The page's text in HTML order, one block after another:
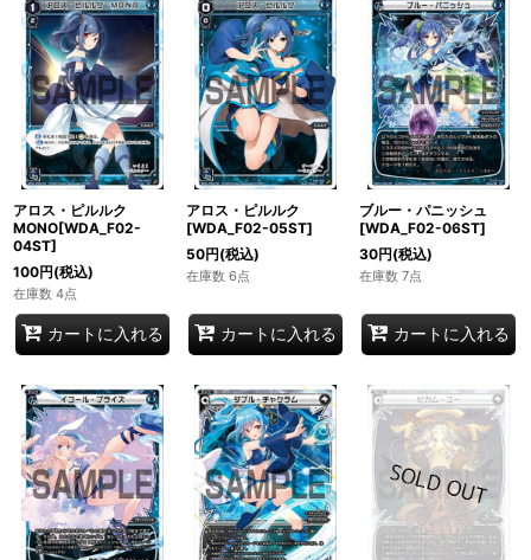
アロス・ピルルク
MONO[WDA_F02-
04ST]
100円(税込)
在庫数 4点
カートに入れる
アロス・ピルルク
[WDA_F02-05ST]
50円(税込)
在庫数 6点
カートに入れる
ブルー・パニッシュ
[WDA_F02-06ST]
30円(税込)
在庫数 7点
カートに入れる